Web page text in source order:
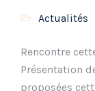
Actualités
Rencontre
Présentation
proposées